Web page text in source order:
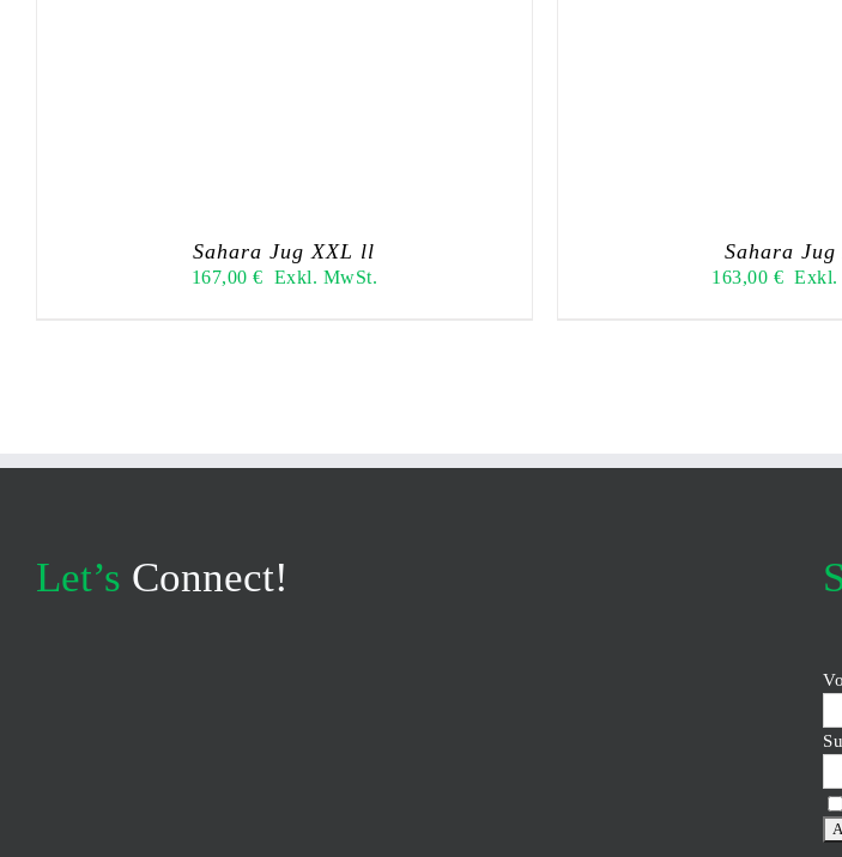
Sahara Jug XXL ll
167,00€ Exkl. MwSt.
Sahara Jug
163,00 € Exkl.
Let’s Connect!